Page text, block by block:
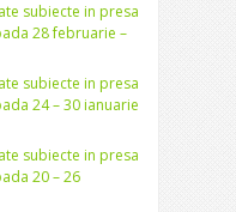
subiecte in presa
28 februarie –
subiecte in presa
24 – 30 ianuarie
subiecte in presa
20 – 26